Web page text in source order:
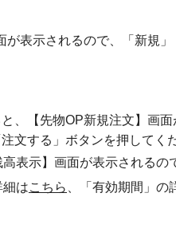
が表示されるので、「新規
と、【先物OP新規注文】画
文する」ボタンを押してく
表示】画面が表示されるの
細はこちら 、「有効期間」の